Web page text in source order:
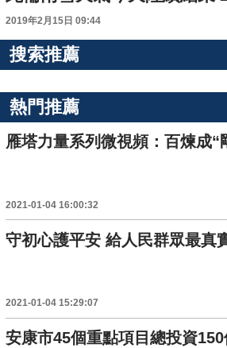
2019年2月15日 09:44
搜索推薦
熱門推薦
雁塔力量系列微視頻：百煉成“
2021-01-04 16:00:32
守初心護平安 給人民群眾最真
2021-01-04 15:29:07
安康市45個重點項目總投資